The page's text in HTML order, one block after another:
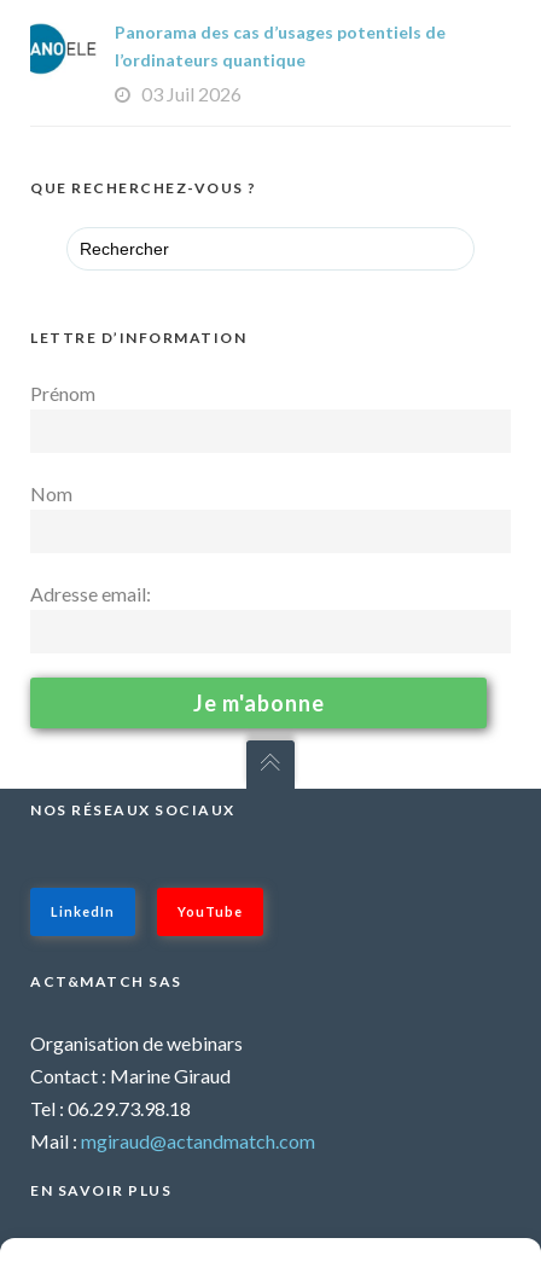
Panorama des cas d’usages potentiels de
l’ordinateurs quantique
03 Juil 2026
QUE RECHERCHEZ-VOUS ?
Search
for:
LETTRE D’INFORMATION
Prénom
Nom
Adresse email:
NOS RÉSEAUX SOCIAUX
LinkedIn YouTube
ACT&MATCH SAS
Organisation de webinars
Contact : Marine Giraud
Tel : 06.29.73.98.18
Mail : mgiraud@actandmatch.com
EN SAVOIR PLUS